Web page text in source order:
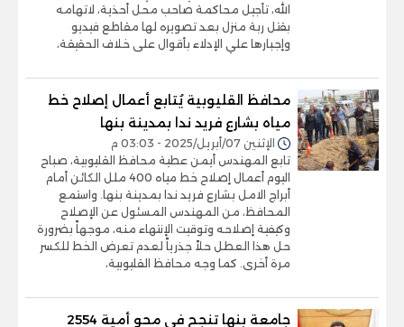
الله، تأجيل محاكمة صاحب محل أحذية، لاتهامه
بقتل ربة منزل بعد تصويره لها مقاطع فيديو
وإجبارها علي الإدلاء بأقوال على خلاف الحقيقة،
محافظ القليوبية يُتابع أعمال إصلاح خط
مياه بشارع فريد ندا بمدينة بنها
الإثنين 07/أبريل/2025 - 03:03 م
تابع المهندس أيمن عطية محافظ القليوبية، صباح
اليوم أعمال إصلاح خط مياه 400 ملل الكائن أمام
أبراج الامل بشارع فريد ندا بمدينة بنها. واستمع
المحافظ، من المهندس المسئول عن الإصلاح
وكيفية إصلاحه وتوقيت الإنتهاء منه، موجهاً بضرورة
حل هذا العطل حلاً جذرياً لعدم تعرض الخط للكسر
مرة أخرى. كما وجه محافظ القليوبية،
جامعة بنها تنجح في محو أمية 2554